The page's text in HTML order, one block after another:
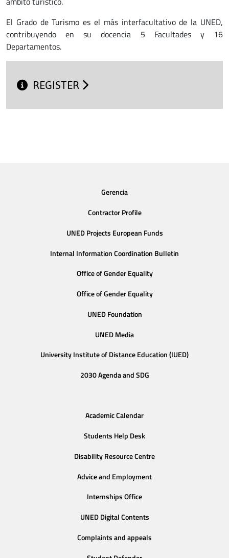
El Grado de Turismo es el más interfacultativo de la UNED,
contribuyendo en su docencia 5 Facultades y 16
Departamentos.
REGISTER
Gerencia
Contractor Profile
UNED Projects European Funds
Internal Information Coordination Bulletin
Office of Gender Equality
Office of Gender Equality
UNED Foundation
UNED Media
University Institute of Distance Education (IUED)
2030 Agenda and SDG
Academic Calendar
Students Help Desk
Disability Resource Centre
Advice and Employment
Internships Office
UNED Digital Contents
Complaints and appeals